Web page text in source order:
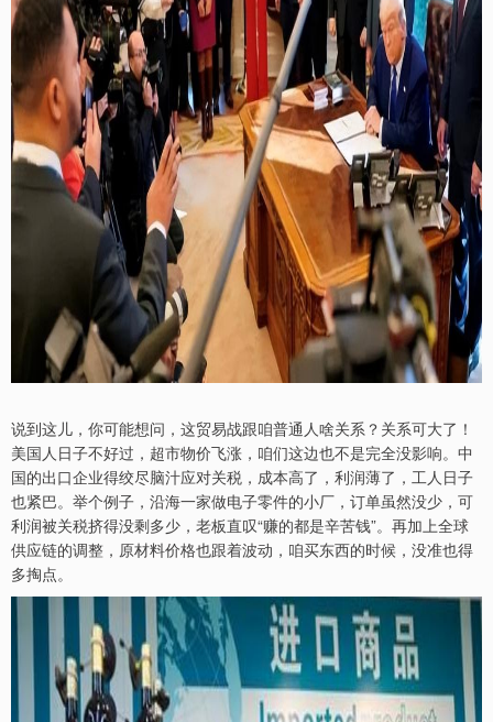
说到这儿，你可能想问，这贸易战跟咱普通人啥关系？关系可大了！
美国人日子不好过，超市物价飞涨，咱们这边也不是完全没影响。中
国的出口企业得绞尽脑汁应对关税，成本高了，利润薄了，工人日子
也紧巴。举个例子，沿海一家做电子零件的小厂，订单虽然没少，可
利润被关税挤得没剩多少，老板直叹“赚的都是辛苦钱”。再加上全球
供应链的调整，原材料价格也跟着波动，咱买东西的时候，没准也得
多掏点。